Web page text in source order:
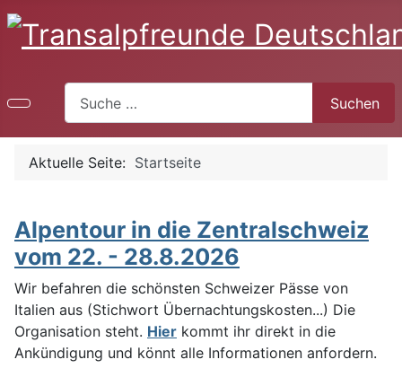
Suchen
Aktuelle Seite: Startseite
Alpentour in die Zentralschweiz
vom 22. - 28.8.2026
Wir befahren die schönsten Schweizer Pässe von
Italien aus (Stichwort Übernachtungskosten...) Die
Organisation steht. Hier kommt ihr direkt in die
Ankündigung und könnt alle Informationen anfordern.